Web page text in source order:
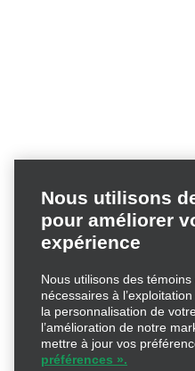
pour améliorer
expérience
nécessaires à
la personnalisation de
l’amélioration de notre
temps mettre à jour vos
préférences ».